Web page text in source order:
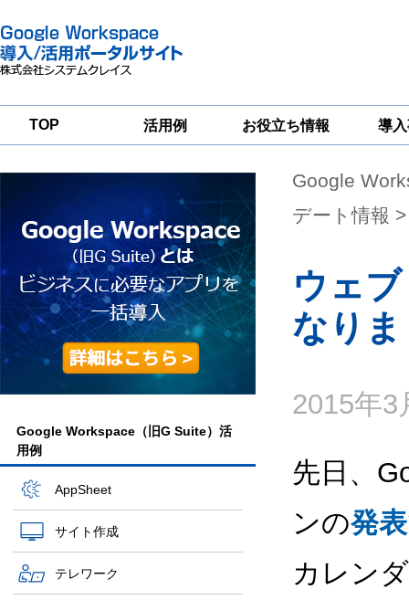
TOP 活用例 お役立ち情報
一
導
グループウェア
移行支援
Google
Workspace
セキュリティ
対策サービス
Google Workspace（旧G Suite）活
用例
AppSheet
サイト作成
テレワーク
Google
デート情報
ウェ
なり
2015年3
先日、
ンの発表
カレン